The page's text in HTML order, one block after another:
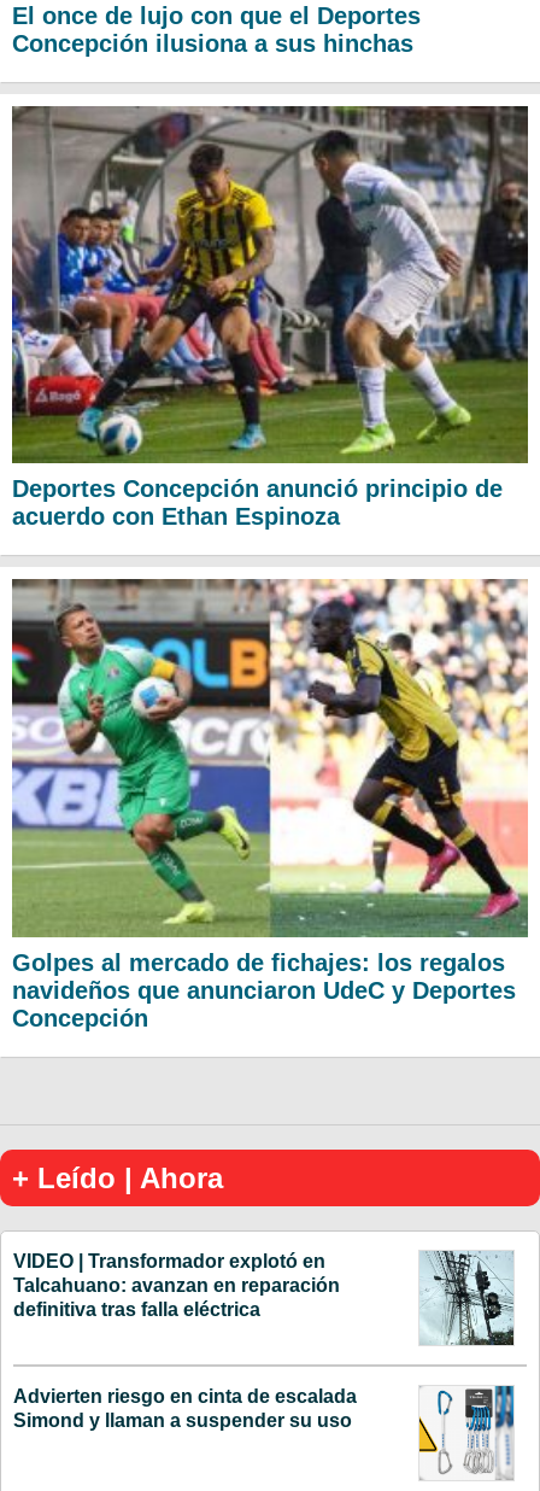
El once de lujo con que el Deportes
Concepción ilusiona a sus hinchas
Deportes Concepción anunció principio de
acuerdo con Ethan Espinoza
Golpes al mercado de fichajes: los regalos
navideños que anunciaron UdeC y Deportes
Concepción
+ Leído | Ahora
VIDEO | Transformador explotó en
Talcahuano: avanzan en reparación
definitiva tras falla eléctrica
Advierten riesgo en cinta de escalada
Simond y llaman a suspender su uso